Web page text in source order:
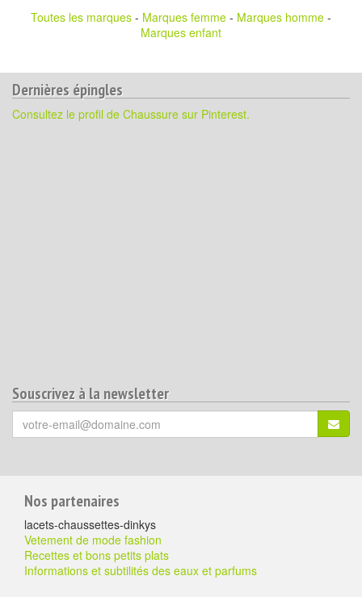
Toutes les marques - Marques femme - Marques homme -
Marques enfant
Dernières épingles
Consultez le profil de Chaussure sur Pinterest.
Souscrivez à la newsletter
Votre
email
Pour
aller
plus
loin
Nos partenaires
lacets-chaussettes-dinkys
Vetement de mode fashion
Recettes et bons petits plats
Informations et subtilités des eaux et parfums